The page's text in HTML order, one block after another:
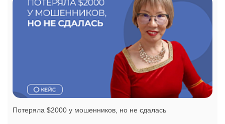
Потеряла $2000 у мошенников, но не сдалась